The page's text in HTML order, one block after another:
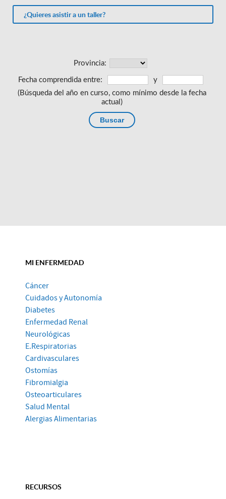
¿Quieres asistir a un taller?
MI ENFERMEDAD
Cáncer
Cuidados y Autonomía
Diabetes
Enfermedad Renal
Neurológicas
E.Respiratorias
Cardivasculares
Ostomías
Fibromialgia
Osteoarticulares
Salud Mental
Alergias Alimentarias
RECURSOS